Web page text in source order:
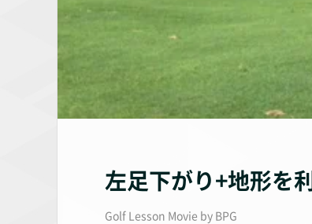
左足下がり+地形を
Golf Lesson Movie by BPG